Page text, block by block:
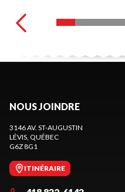
NOUS JOINDRE
3146 AV. ST-AUGUSTIN
LÉVIS, QUÉBEC
G6Z 8G1
ITINÉRAIRE